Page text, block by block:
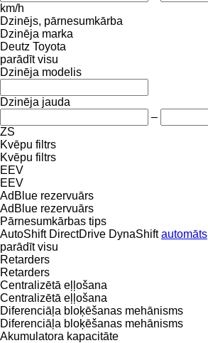
km/h
Dzinējs, pārnesumkārba
Dzinēja marka
Deutz Toyota
parādīt visu
Dzinēja modelis
Dzinēja jauda
–
ZS
Kvēpu filtrs
Kvēpu filtrs
EEV
EEV
AdBlue rezervuārs
AdBlue rezervuārs
Pārnesumkārbas tips
AutoShift DirectDrive DynaShift automāts
parādīt visu
Retarders
Retarders
Centralizētā eļļošana
Centralizētā eļļošana
Diferenciāļa bloķēšanas mehānisms
Diferenciāļa bloķēšanas mehānisms
Akumulatora kapacitāte